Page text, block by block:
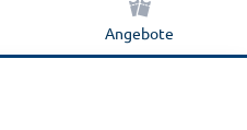
Angebote